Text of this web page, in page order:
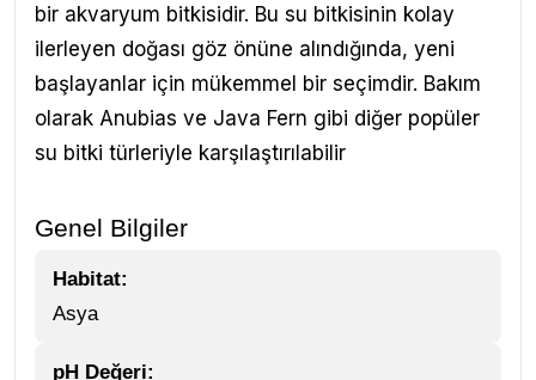
bir akvaryum bitkisidir. Bu su bitkisinin kolay
ilerleyen doğası göz önüne alındığında, yeni
başlayanlar için mükemmel bir seçimdir. Bakım
olarak Anubias ve Java Fern gibi diğer popüler
su bitki türleriyle karşılaştırılabilir
Genel Bilgiler
Habitat:
Asya
pH Değeri: